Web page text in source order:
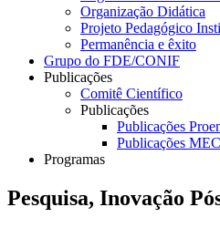
Organização Didática
Projeto Pedagógico
Permanência e êxito
Grupo do FDE/CONIF
Publicações
Comitê Científico
Publicações
Publicações
Publicações MEC
Programas
Pesquisa, Inovação